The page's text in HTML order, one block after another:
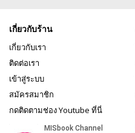
เกี่ยวกับร้าน
เกี่ยวกับเรา
ติดต่อเรา
เข้าสู่ระบบ
สมัครสมาชิก
กดติดตามช่อง Youtube ที่นี่